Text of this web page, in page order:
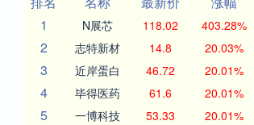
1
N展芯 118.02 403.28%
2 志特新材 14.8 20.03%
3 近岸蛋白 46.72 20.01%
4 毕得医药 61.6 20.01%
5 一博科技 53.33 20.01%